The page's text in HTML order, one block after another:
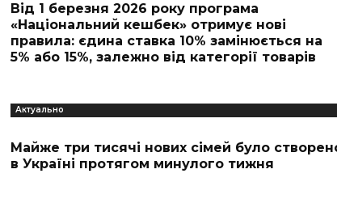
Від 1 березня 2026 року програма
«Національний кешбек» отримує нові
правила: єдина ставка 10% замінюється на
5% або 15%, залежно від категорії товарів
Актуально
Майже три тисячі нових сімей було
в Україні протягом минулого тижня